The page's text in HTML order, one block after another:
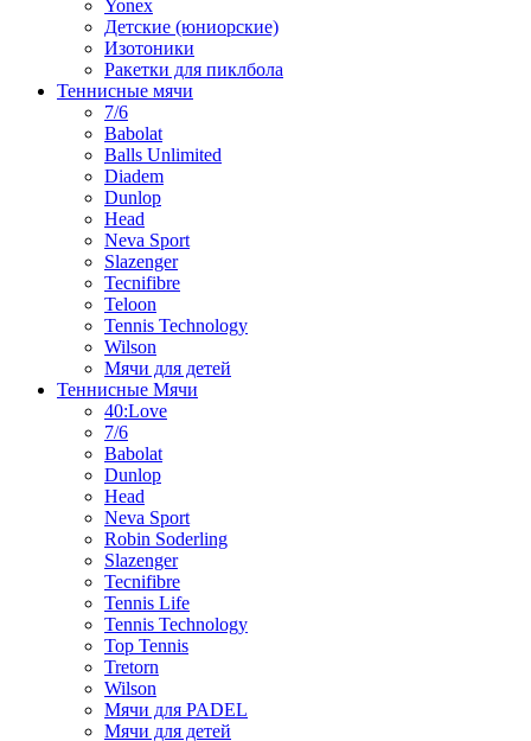
Yonex
Детские (юниорские)
Изотоники
Ракетки для пиклбола
Теннисные мячи
7/6
Babolat
Balls Unlimited
Diadem
Dunlop
Head
Neva Sport
Slazenger
Tecnifibre
Teloon
Tennis Technology
Wilson
Мячи для детей
Теннисные Мячи
40:Love
7/6
Babolat
Dunlop
Head
Neva Sport
Robin Soderling
Slazenger
Tecnifibre
Tennis Life
Tennis Technology
Top Tennis
Tretorn
Wilson
Мячи для PADEL
Мячи для детей